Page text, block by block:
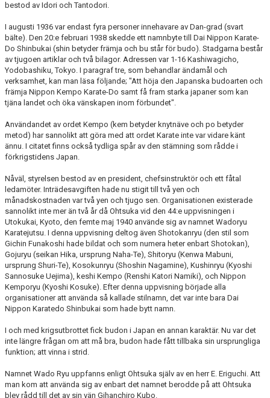
bestod av Idori och Tantodori.
I augusti 1936 var endast fyra personer innehavare av Dan-grad (svart
bälte). Den 20:e februari 1938 skedde ett namnbyte till Dai Nippon Karate-
Do Shinbukai (shin betyder främja och bu står för budo). Stadgarna består
av tjugoen artiklar och två bilagor. Adressen var 1-16 Kashiwagicho,
Yodobashiku, Tokyo. I paragraf tre, som behandlar ändamål och
verksamhet, kan man läsa följande; "Att höja den Japanska budoarten och
främja Nippon Kempo Karate-Do samt få fram starka japaner som kan
tjäna landet och öka vänskapen inom förbundet".
Användandet av ordet Kempo (kem betyder knytnäve och po betyder
metod) har sannolikt att göra med att ordet Karate inte var vidare känt
ännu. I citatet finns också tydliga spår av den stämning som rådde i
förkrigstidens Japan.
Nåväl, styrelsen bestod av en president, chefsinstruktör och ett fåtal
ledamöter. Inträdesavgiften hade nu stigit till två yen och
månadskostnaden var två yen och tjugo sen. Organisationen existerade
sannolikt inte mer än två år då Ohtsuka vid den 44:e uppvisningen i
Utokukai, Kyoto, den femte maj 1940 använde sig av namnet Wadoryu
Karatejutsu. I denna uppvisning deltog även Shotokanryu (den stil som
Gichin Funakoshi hade bildat och som numera heter enbart Shotokan),
Gojuryu (seikan Hika, ursprung Naha-Te), Shitoryu (Kenwa Mabuni,
ursprung Shuri-Te), Kosokunryu (Shoshin Nagamine), Kushinryu (Kyoshi
Sannosuke Uejima), keshi Kempo (Renshi Katori Namiki), och Nippon
Kemporyu (Kyoshi Kosuke). Efter denna uppvisning började alla
organisationer att använda så kallade stilnamn, det var inte bara Dai
Nippon Karatedo Shinbukai som hade bytt namn.
I och med krigsutbrottet fick budon i Japan en annan karaktär. Nu var det
inte längre frågan om att må bra, budon hade fått tillbaka sin ursprungliga
funktion; att vinna i strid.
Namnet Wado Ryu uppfanns enligt Ohtsuka själv av en herr E. Eriguchi. Att
man kom att använda sig av enbart det namnet berodde på att Ohtsuka
blev rådd till det av sin vän Gihanchiro Kubo.